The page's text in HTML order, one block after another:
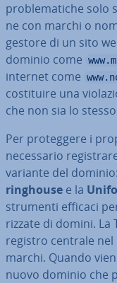
pro­ble­ma­ti­che solo
ne con marchi o
gestore di un sito
dominio come
internet come
co­sti­tui­re una
che non sia lo
Per pro­teg­ge­re i
ne­ces­sa­rio
variante del
rin­ghou­se e la
strumenti efficaci
riz­za­te di domini. La
registro centrale
marchi. Quando
nuovo dominio che